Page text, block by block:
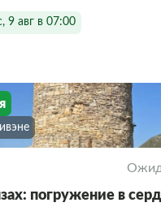
9 авг в 07:00
погружение в